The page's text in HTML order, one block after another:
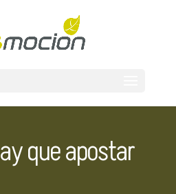
que apostar